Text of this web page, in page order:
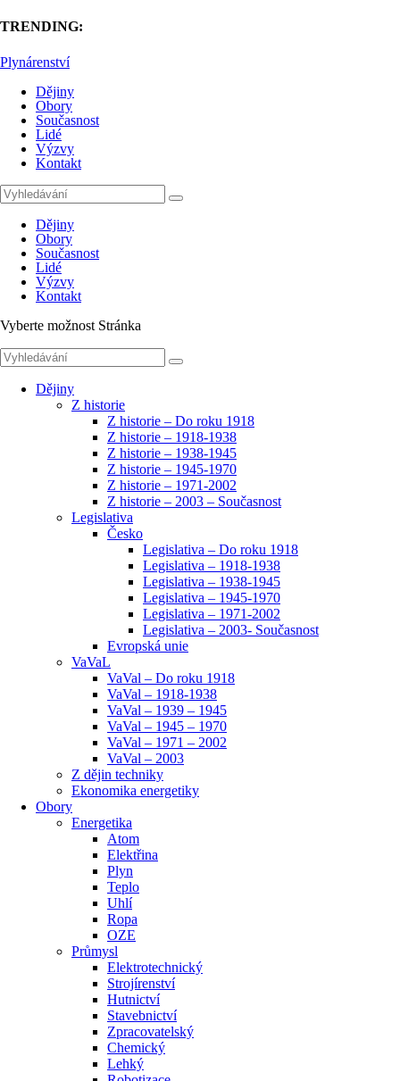
TRENDING:
Plynárenství
Dějiny
Obory
Současnost
Lidé
Výzvy
Kontakt
Dějiny
Obory
Současnost
Lidé
Výzvy
Kontakt
Vyberte možnost Stránka
Dějiny
Z historie
Z historie – Do roku 1918
Z historie – 1918-1938
Z historie – 1938-1945
Z historie – 1945-1970
Z historie – 1971-2002
Z historie – 2003 – Současnost
Legislativa
Česko
Legislativa – Do roku 1918
Legislativa – 1918-1938
Legislativa – 1938-1945
Legislativa – 1945-1970
Legislativa – 1971-2002
Legislativa – 2003- Současnost
Evropská unie
VaVaL
VaVal – Do roku 1918
VaVal – 1918-1938
VaVal – 1939 – 1945
VaVal – 1945 – 1970
VaVal – 1971 – 2002
VaVal – 2003
Z dějin techniky
Ekonomika energetiky
Obory
Energetika
Atom
Elektřina
Plyn
Teplo
Uhlí
Ropa
OZE
Průmysl
Elektrotechnický
Strojírenství
Hutnictví
Stavebnictví
Zpracovatelský
Chemický
Lehký